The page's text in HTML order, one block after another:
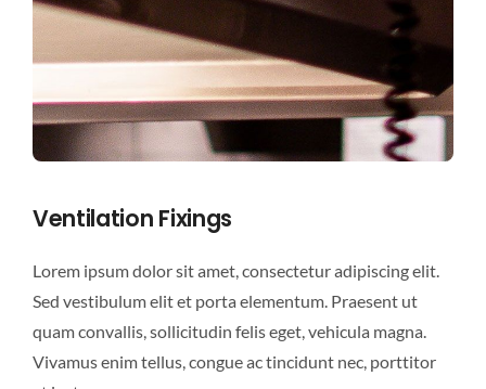
Ventilation Fixings
Lorem ipsum dolor sit amet, consectetur adipiscing elit.
Sed vestibulum elit et porta elementum. Praesent ut
quam convallis, sollicitudin felis eget, vehicula magna.
Vivamus enim tellus, congue ac tincidunt nec, porttitor